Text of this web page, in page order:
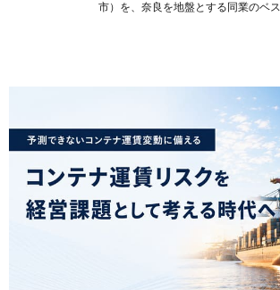
市）を、奈良を地盤とする同業のベ